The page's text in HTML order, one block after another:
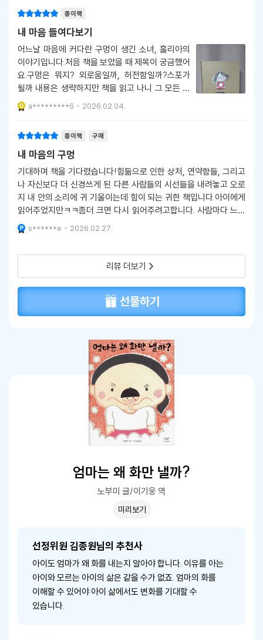
종이책
내 마음 들여다보기
어느날 마음에 커다란 구멍이 생긴 소녀, 훌리아의
이야기입니다.처음 책을 보았을 때 제목이 궁금했어
요.구멍은 뭐지? 외로움일까, 허전함일까?스포가
될까 내용은 생략하지만 책을 읽고 나니 그 모든 것
을 포괄하는 '구멍'이 참 적절한 낱말인 것 같았답니
다.다른 분들도 이 책을 읽고 나름의 의미를 찾아가
을 했는지 모르겠어요.이
a*********6 2026.02.04.
종이책 구매
내 마음의 구멍
기대하며 책을 기다렸습니다!힘듦으로 인한 상처, 연약함들, 그리고
나 자신보다 더 신경쓰게 된 다른 사람들의 시선들을 내려놓고 오로
지 내 안의 소리에 귀 기울이는데 힘이 되는 귀한 책입니다.아이에게
읽어주었지만ㅋㅋ좀더 크면 다시 읽어주려고합니다. 사람마다 느껴
지는 감동에는 차이가 있으니..내 안에 귀한 것을 발견해가는 우리가
되길 바랍니다
s******e 2026.02.27.
리뷰 더보기
선물하기
엄마는 왜 화만 낼까?
노부미 글/이기웅 역
미리보기
선정위원 김종원님의 추천사
아이도 엄마가 왜 화를 내는지 알아야 합니다. 이유를 아는
아이와 모르는 아이의 삶은 같을 수가 없죠. 엄마의 화를
이해할 수 있어야 아이 삶에서도 변화를 기대할 수
있습니다.